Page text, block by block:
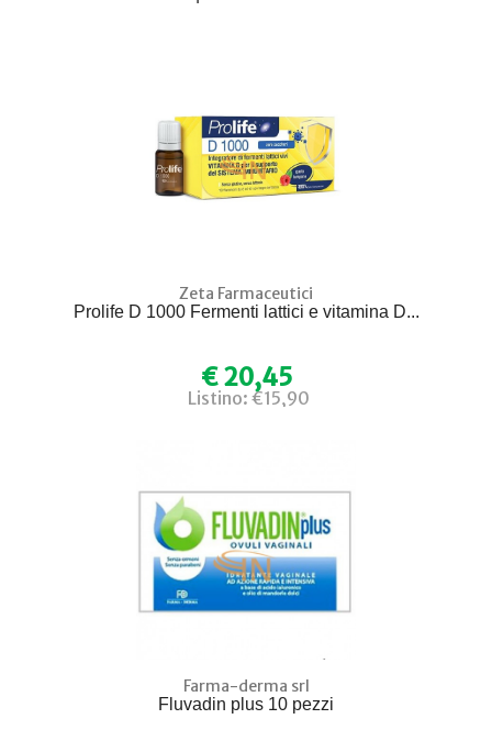
Zeta Farmaceutici
Prolife D 1000 Fermenti lattici e vitamina D...
€ 20,45
Listino: €15,90
Farma-derma srl
Fluvadin plus 10 pezzi